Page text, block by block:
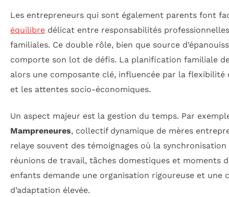
Les entrepreneurs qui sont également parents font
équilibre délicat entre responsabilités
familiales. Ce double rôle, bien que source
comporte son lot de défis. La planification familiale
alors une composante clé, influencée par la flexibilité
et les attentes socio-économiques.
Un aspect majeur est la gestion du temps. Par
Mampreneures, collectif dynamique de mères
relaye souvent des témoignages où la
réunions de travail, tâches domestiques et moments
enfants demande une organisation rigoureuse et une
d’adaptation élevée.